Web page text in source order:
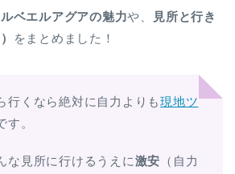
ベエルアグアの魅力や、
見所と行き
をまとめました！
行くなら絶対に自力よりも現地ツ
す。
な見所に行けるうえに激安 （自力